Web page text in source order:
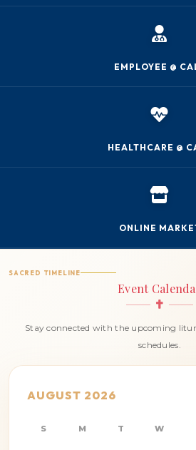
EMPLOYEE @
HEALTHCARE @
ONLINE
SACRED TIMELINE
Event
Stay connected with the upcoming
schedules.
AUGUST 2026
S M T W